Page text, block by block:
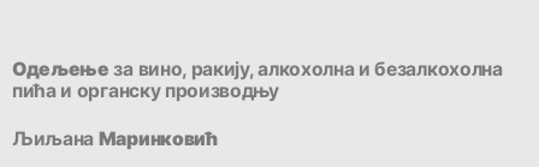
Oдељење за вино, ракију, алкохолна и безалкохолна
пића и органску производњу
Љиљана Маринковић